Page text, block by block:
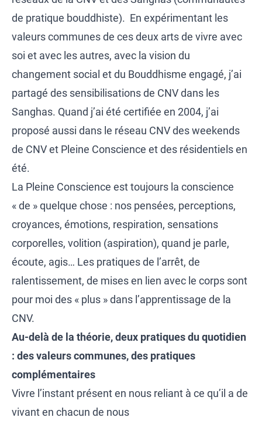
de pratique bouddhiste). En expérimentant les
valeurs communes de ces deux arts de vivre avec
soi et avec les autres, avec la vision du
changement social et du Bouddhisme engagé, j’ai
partagé des sensibilisations de CNV dans les
Sanghas. Quand j’ai été certifiée en 2004, j’ai
proposé aussi dans le réseau CNV des weekends
de CNV et Pleine Conscience et des résidentiels en
été.
La Pleine Conscience est toujours la conscience
« de » quelque chose : nos pensées, perceptions,
croyances, émotions, respiration, sensations
corporelles, volition (aspiration), quand je parle,
écoute, agis… Les pratiques de l’arrêt, de
ralentissement, de mises en lien avec le corps sont
pour moi des « plus » dans l’apprentissage de la
CNV.
Au-delà de la théorie, deux pratiques du quotidien
: des valeurs communes, des pratiques
complémentaires
Vivre l’instant présent en nous reliant à ce qu’il a de
vivant en chacun de nous